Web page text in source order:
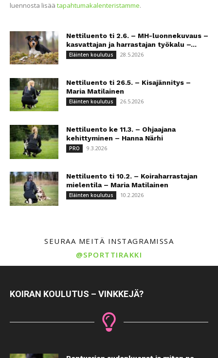
luennosta lisää tapahtumakalenteristamme.
Nettiluento ti 2.6. – MH-luonnekuvaus –
kasvattajan ja harrastajan työkalu –...
Eläinten koulutus 28.5.2026
Nettiluento ti 26.5. – Kisajännitys –
Maria Matilainen
Eläinten koulutus 26.5.2026
Nettiluento ke 11.3. – Ohjaajana
kehittyminen – Hanna Närhi
PRO 9.3.2026
Nettiluento ti 10.2. – Koiraharrastajan
mielentila – Maria Matilainen
Eläinten koulutus 10.2.2026
SEURAA MEITÄ INSTAGRAMISSA
@SPORTTIRAKKI
KOIRAN KOULUTUS – VINKKEJÄ?